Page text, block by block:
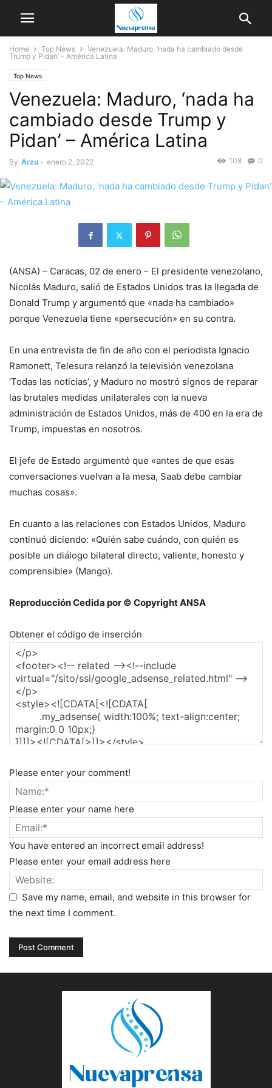
Home Top News
Venezuela: Maduro, ‘nada ha cambiado desde
Trump y Pidan’ – América Latina
Top News
Venezuela: Maduro, ‘nada ha
cambiado desde Trump y
Pidan’ – América Latina
By Arzu - enero 2, 2022 0
108
(ANSA) – Caracas, 02 de enero – El presidente venezolano,
Nicolás Maduro, salió de Estados Unidos tras la llegada de
Donald Trump y argumentó que «nada ha cambiado»
porque Venezuela tiene «persecución» en su contra.
En una entrevista de fin de año con el periodista Ignacio
Ramonett, Telesura relanzó la televisión venezolana
‘Todas las noticias’, y Maduro no mostró signos de reparar
las brutales medidas unilaterales con la nueva
administración de Estados Unidos, más de 400 en la era de
Trump, impuestas en nosotros.
El jefe de Estado argumentó que «antes de que esas
conversaciones vuelvan a la mesa, Saab debe cambiar
muchas cosas».
En cuanto a las relaciones con Estados Unidos, Maduro
continuó diciendo: «Quién sabe cuándo, con quién es
posible un diálogo bilateral directo, valiente, honesto y
comprensible» (Mango).
Reproducción Cedida por © Copyright ANSA
Obtener el código de inserción
Please enter your comment!
Please enter your name here
You have entered an incorrect email address!
Please enter your email address here
Save my name, email, and website in this browser for
the next time I comment.